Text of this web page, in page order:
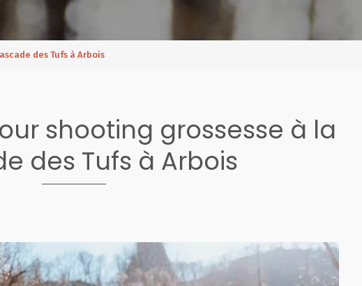
des Tufs à Arbois
shooting grossesse à la
des Tufs à Arbois